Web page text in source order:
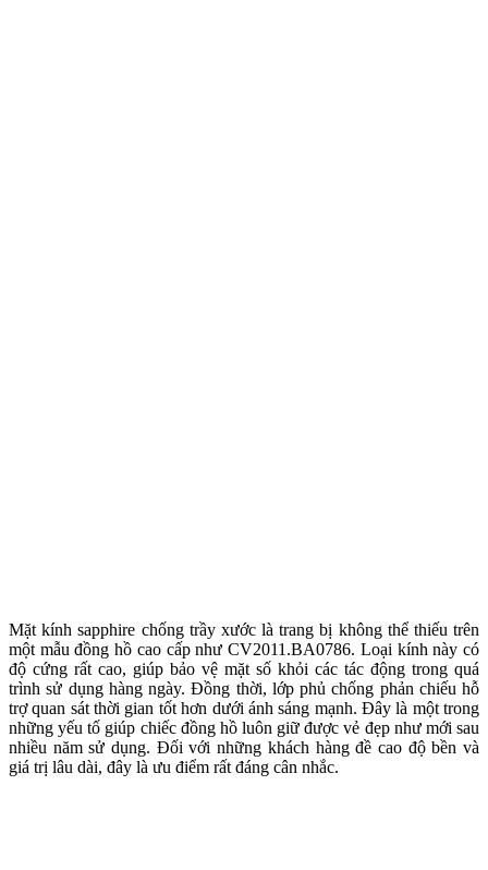
Mặt kính sapphire chống trầy xước là trang bị không thể thiếu trên
một mẫu đồng hồ cao cấp như CV2011.BA0786. Loại kính này có
độ cứng rất cao, giúp bảo vệ mặt số khỏi các tác động trong quá
trình sử dụng hàng ngày. Đồng thời, lớp phủ chống phản chiếu hỗ
trợ quan sát thời gian tốt hơn dưới ánh sáng mạnh. Đây là một trong
những yếu tố giúp chiếc đồng hồ luôn giữ được vẻ đẹp như mới sau
nhiều năm sử dụng. Đối với những khách hàng đề cao độ bền và
giá trị lâu dài, đây là ưu điểm rất đáng cân nhắc.